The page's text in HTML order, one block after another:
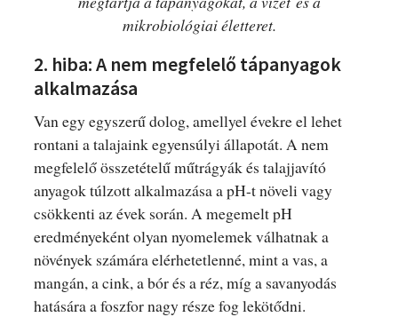
mikrobiológiai életteret.
2. hiba: A nem megfelelő tápanyagok
alkalmazása
Van egy egyszerű dolog, amellyel évekre el lehet
rontani a talajaink egyensúlyi állapotát. A nem
megfelelő összetételű műtrágyák és talajjavító
anyagok túlzott alkalmazása a pH-t növeli vagy
csökkenti az évek során. A megemelt pH
eredményeként olyan nyomelemek válhatnak a
növények számára elérhetetlenné, mint a vas, a
mangán, a cink, a bór és a réz, míg a savanyodás
hatására a foszfor nagy része fog lekötődni.